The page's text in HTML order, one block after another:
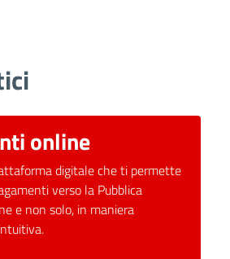
online
digitale che ti permette
verso la Pubblica
e non solo, in maniera